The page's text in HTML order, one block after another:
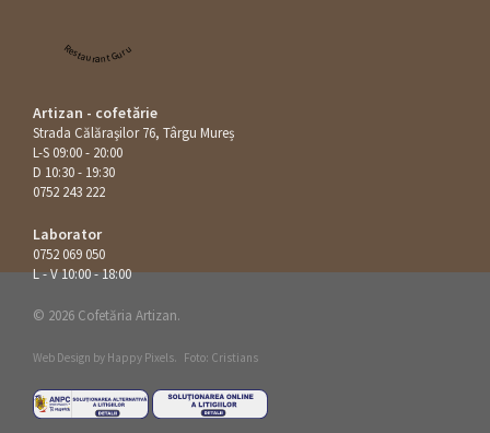
Restaurant Guru
Artizan - cofetărie
Strada Călăraşilor 76, Târgu Mureș
L-S 09:00 - 20:00
D 10:30 - 19:30
0752 243 222
Laborator
0752 069 050
L - V 10:00 - 18:00
© 2026 Cofetăria Artizan.
Web Design by Happy Pixels. Foto: Cristians